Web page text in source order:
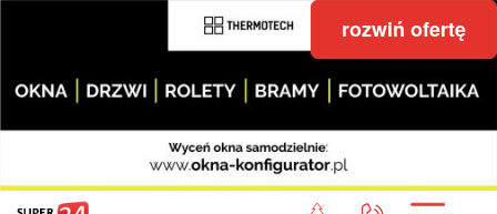
rozwiń ofertę